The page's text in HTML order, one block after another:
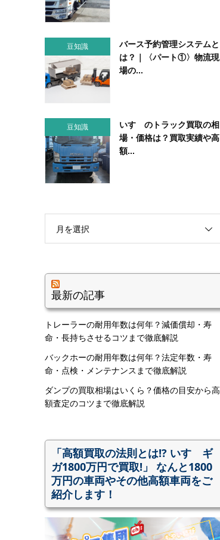
豆知識
バース予約管理システムと
は？｜〈パート①〉物流現
場の...
豆知識
いすゞのトラック買取の相
場・価格は？買取実績や高
額...
月を選択
最新の記事
トレーラーの耐用年数は何年？減価償却・寿
命・長持ちさせるコツまで徹底解説
バックホーの耐用年数は何年？法定年数・寿
命・点検・メンテナンスまで徹底解説
ダンプの買取相場はいくら？価格の目安から高
額査定のコツまで徹底解説
「高額買取の法則とは!? いすゞギ
ガ1800万円で買取!」 なんと1800
万円の車両やその他高額車両をご
紹介します！